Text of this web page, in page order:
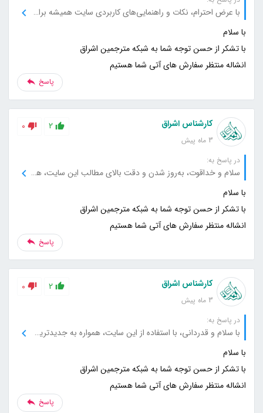
با عرض احترام، نکات و راهنمایی‌های کاربردی سایت همیشه برای من مفید بوده است، از شما بابت این خدمات عالی تشکر می‌کنم.
انشاله منتظر سفارش های آتی شما هستیم
پاسخ
کارشناس اشراق
3 ماه پیش
2
0
در پاسخ به:
سلام و خداقوت، به‌روز شدن و دقت بالای مطالب این سایت، همیشه باعث رضایت من می‌شود، از این جهت بسیار سپاسگزارم.
انشاله منتظر سفارش های آتی شما هستیم
پاسخ
کارشناس اشراق
3 ماه پیش
2
0
در پاسخ به:
با سلام و قدردانی، با استفاده از این سایت، همواره به جدیدترین و معتبرترین اطلاعات دسترسی دارم، از شما بابت این پشتیبانی فوق‌العاده متشکرم
انشاله منتظر سفارش های آتی شما هستیم
پاسخ